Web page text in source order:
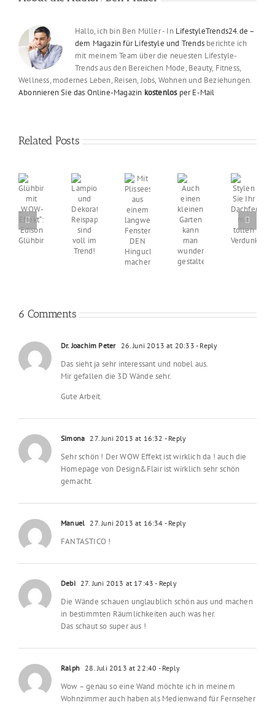
Hallo, ich bin Ben Müller - In LifestyleTrends24.de –
dem Magazin für Lifestyle und Trends berichte ich
mit meinem Team über die neuesten Lifestyle-
Trends aus den Bereichen Mode, Beauty, Fitness,
Wellness, modernes Leben, Reisen, Jobs, Wohnen und Beziehungen.
Abonnieren Sie das Online-Magazin kostenlosper E-Mail
Related Posts
Glühbirnen
„WOW-
Effekt“:
Lampions
Dekoration:
Reispapierlampen
Plissees
einem
langweiligen
Fenster
kleinen
Garten
Stylen
Dachfenster
6 Comments
Dr. Joachim Peter 26. Juni 2013 at 20:33 - Reply
Das sieht ja sehr interessant und nobel aus.
Mir gefallen die 3D Wände sehr.
Gute Arbeit.
Simona 27. Juni 2013 at 16:32 - Reply
Sehr schön ! Der WOW Effekt ist wirklich da ! auch die
Homepage von Design&Flair ist wirklich sehr schön
gemacht.
Manuel 27. Juni 2013 at 16:34 - Reply
FANTASTICO !
Debi 27. Juni 2013 at 17:43 - Reply
Die Wände schauen unglaublich schön aus und machen
in bestimmten Räumlichkeiten auch was her.
Das schaut so super aus !
Ralph 28. Juli 2013 at 22:40 - Reply
Wow – genau so eine Wand möchte ich in meinem
Wohnzimmer auch haben als Medienwand für Fernseher